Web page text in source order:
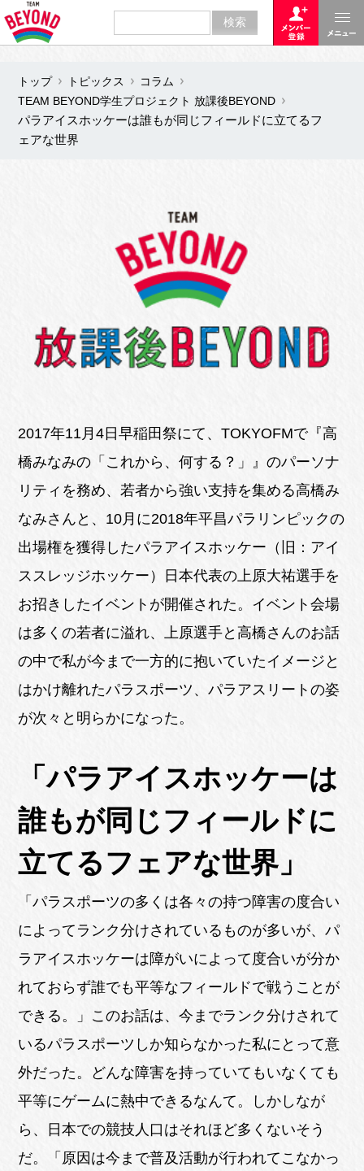
トップ トピックス
コラム
TEAM BEYOND学生プロジェクト 放課後BEYOND
パラアイスホッケーは誰もが同じフィールドに立てるフ
ェアな世界
2017年11月4日早稲田祭にて、TOKYOFMで『高
橋みなみの「これから、何する？」』のパーソナ
リティを務め、若者から強い支持を集める高橋み
なみさんと、10月に2018年平昌パラリンピックの
出場権を獲得したパラアイスホッケー（旧：アイ
ススレッジホッケー）日本代表の上原大祐選手を
お招きしたイベントが開催された。イベント会場
は多くの若者に溢れ、上原選手と高橋さんのお話
の中で私が今まで一方的に抱いていたイメージと
はかけ離れたパラスポーツ、パラアスリートの姿
が次々と明らかになった。
「パラアイスホッケーは
誰もが同じフィールドに
立てるフェアな世界」
「パラスポーツの多くは各々の持つ障害の度合い
によってランク分けされているものが多いが、パ
ラアイスホッケーは障がいによって度合いが分か
れておらず誰でも平等なフィールドで戦うことが
できる。」このお話は、今までランク分けされて
いるパラスポーツしか知らなかった私にとって意
外だった。どんな障害を持っていてもいなくても
平等にゲームに熱中できるなんて。しかしなが
ら、日本での競技人口はそれほど多くないそう
だ。「原因は今まで普及活動が行われてこなかっ